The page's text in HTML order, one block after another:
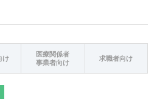
け
医療関係者
事業者向け
求職者向け